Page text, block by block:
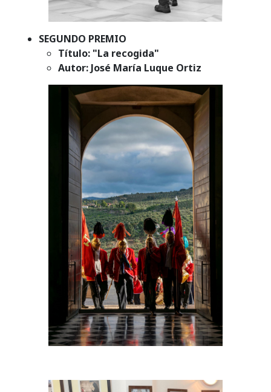
SEGUNDO PREMIO
Título: "La recogida"
Autor: José María Luque Ortiz